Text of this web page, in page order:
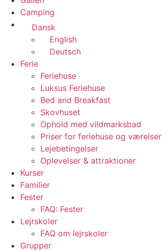
Camping
Dansk
English
Deutsch
Ferie
Feriehuse
Luksus Feriehuse
Bed and Breakfast
Skovhuset
Ophold med vildmarksbad
Priser for feriehuse og værelser
Lejebetingelser
Oplevelser & attraktioner
Kurser
Familier
Fester
FAQ: Fester
Lejrskoler
FAQ om lejrskoler
Grupper